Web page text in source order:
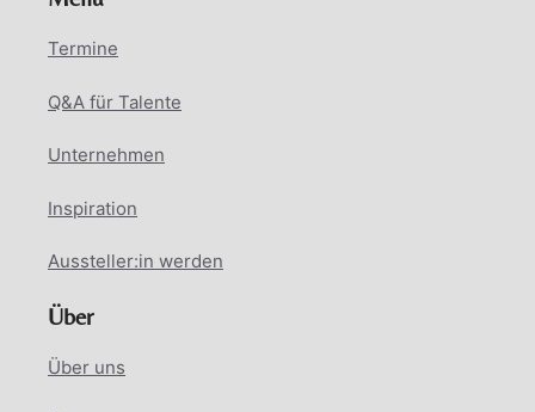
Termine
Q&A für Talente
Unternehmen
Inspiration
Aussteller:in werden
Über
Über uns